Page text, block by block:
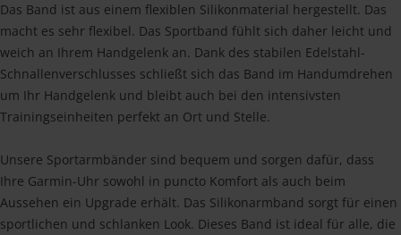
Das Band ist aus einem flexiblen Silikonmaterial hergestellt. Das
macht es sehr flexibel. Das Sportband fühlt sich daher leicht und
weich an Ihrem Handgelenk an. Dank des stabilen Edelstahl-
Schnallenverschlusses schließt sich das Band im Handumdrehen
um Ihr Handgelenk und bleibt auch bei den intensivsten
Trainingseinheiten perfekt an Ort und Stelle.
Unsere Sportarmbänder sind bequem und sorgen dafür, dass
Ihre Garmin-Uhr sowohl in puncto Komfort als auch beim
Aussehen ein Upgrade erhält. Das Silikonarmband sorgt für einen
sportlichen und schlanken Look. Dieses Band ist ideal für alle, die